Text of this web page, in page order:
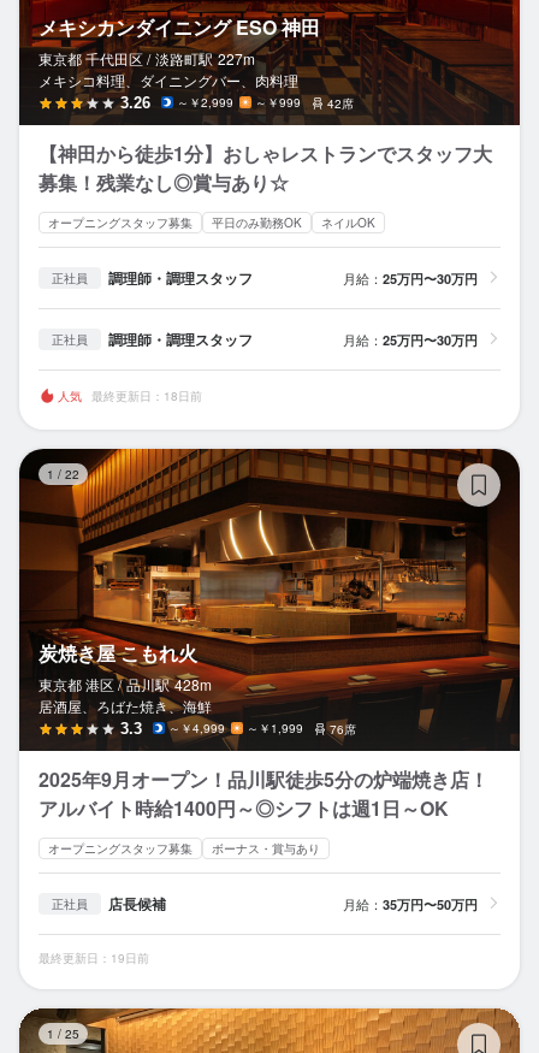
メキシカンダイニング ESO 神田
東京都 千代田区 / 淡路町駅 227m
メキシコ料理、ダイニングバー、肉料理
3.26 ～￥2,999 ～￥999 42席
【神田から徒歩1分】おしゃレストランでスタッフ大
募集！残業なし◎賞与あり☆
オープニングスタッフ募集 平日のみ勤務OK ネイルOK
正社員 調理師・調理スタッフ 月給： 25万円〜30万円
正社員 調理師・調理スタッフ 月給： 25万円〜30万円
人気 最終更新日：18日前
1 / 22
炭焼き屋 こもれ火
東京都 港区 / 品川駅 428m
居酒屋、ろばた焼き、海鮮
3.3 ～￥4,999 ～￥1,999 76席
2025年9月オープン！品川駅徒歩5分の炉端焼き店！
アルバイト時給1400円～◎シフトは週1日～OK
オープニングスタッフ募集 ボーナス・賞与あり
正社員 店長候補 月給： 35万円〜50万円
最終更新日：19日前
1 / 25